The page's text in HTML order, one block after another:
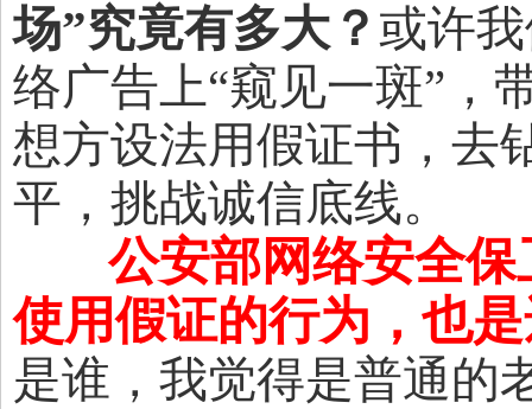
场”究竟有多大？或许
络广告上“窥见一斑”，
想方设法用假证书，去
平，挑战诚信底线。
公安部网络安全
使用假证的行为，也
是谁，我觉得是普通的